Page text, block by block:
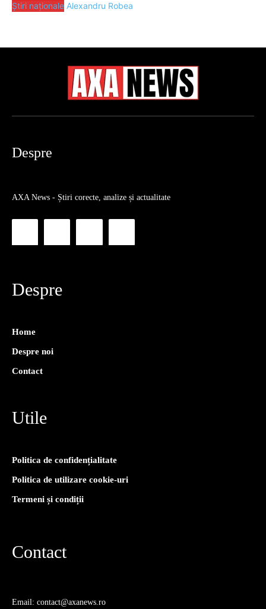
Știri naționale Alexandru Robea
Despre
AXA News - Știri corecte, analize și actualitate
Despre
Home
Despre noi
Contact
Utile
Politica de confidențialitate
Politica de utilizare cookie-uri
Termeni și condiții
Contact
Email: contact@axanews.ro